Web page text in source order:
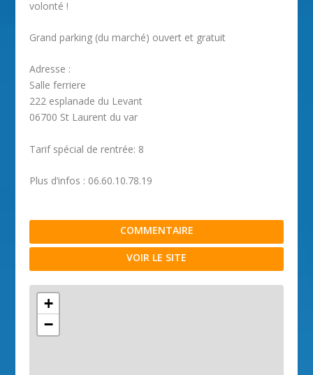
volonté !
Grand parking (du marché) ouvert et gratuit
Adresse :
Salle ferriere
222 esplanade du Levant
06700 St Laurent du var
Tarif spécial de rentrée: 8
Plus d’infos : 06.60.10.78.19
COMMENTAIRE
VOIR LE SITE
+
−